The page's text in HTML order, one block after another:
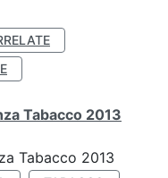
Tabacco 2013
Tabacco 2013